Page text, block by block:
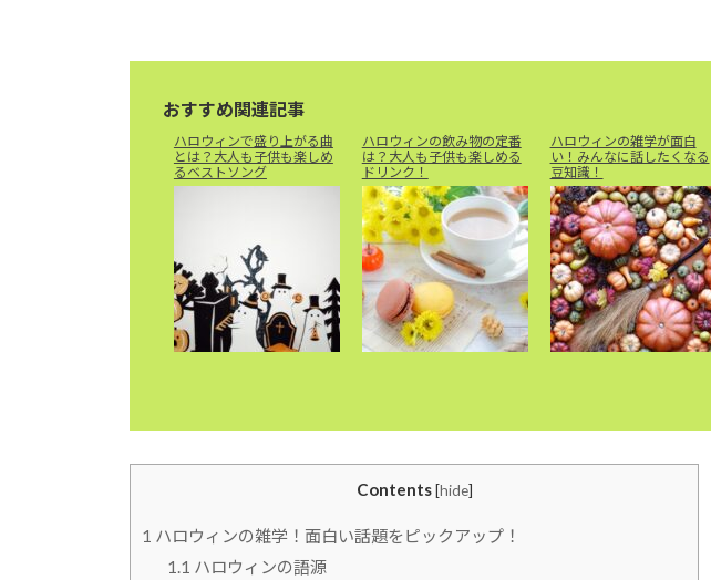
おすすめ関連記事
ハロウィンで盛り上がる曲
とは？大人も子供も楽しめ
るベストソング
ハロウィンの飲み物の定番
は？大人も子供も楽しめる
ドリンク！
ハロウィンの雑学が面白
い！みんなに話したくなる
豆知識！
Contents [hide]
1 ハロウィンの雑学！面白い話題をピックアップ！
1.1 ハロウィンの語源